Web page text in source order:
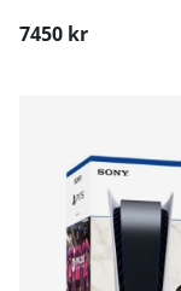
7450 kr